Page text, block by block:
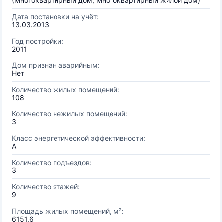
Дата постановки на учёт:
13.03.2013
Год постройки:
2011
Дом признан аварийным:
Нет
Количество жилых помещений:
108
Количество нежилых помещений:
3
Класс энергетической эффективности:
A
Количество подъездов:
3
Количество этажей:
9
Площадь жилых помещений, м²:
6151.6